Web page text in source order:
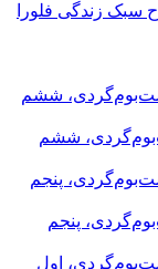
سبک زندگی فلورا
ششم
پنجم